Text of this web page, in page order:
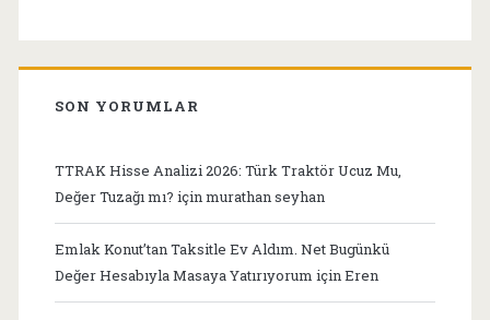
SON YORUMLAR
TTRAK Hisse Analizi 2026: Türk Traktör Ucuz Mu,
Değer Tuzağı mı? içinmurathan seyhan
Emlak Konut’tan Taksitle Ev Aldım. Net Bugünkü
Değer Hesabıyla Masaya Yatırıyorum içinEren